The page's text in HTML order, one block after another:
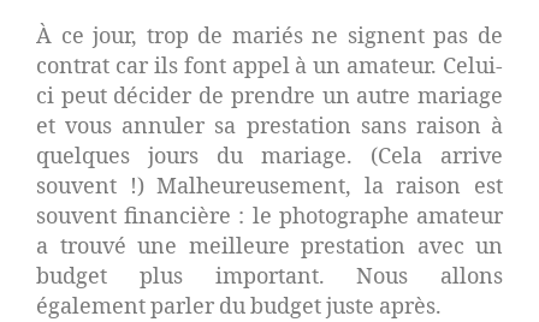
À ce jour, trop de mariés ne signent pas de
contrat car ils font appel à un amateur. Celui-
ci peut décider de prendre un autre mariage
et vous annuler sa prestation sans raison à
quelques jours du mariage. (Cela arrive
souvent !) Malheureusement, la raison est
souvent financière : le photographe amateur
a trouvé une meilleure prestation avec un
budget plus important. Nous allons
également parler du budget juste après.